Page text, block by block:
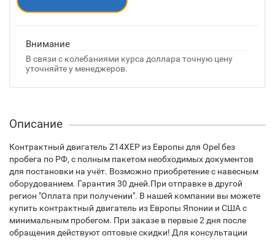
Внимание
В связи с колебаниями курса доллара точную цену
уточняйте у менеджеров.
Описание
Контрактный двигатель Z14XEP из Европы для Opel без
пробега по РФ, с полным пакетом необходимых документов
для постановки на учёт. Возможно приобретение с навесным
оборудованием. Гарантия 30 дней.При отправке в другой
регион "Оплата при получении". В нашей компании вы можете
купить контрактный двигатель из Европы Японии и США с
минимальным пробегом. При заказе в первые 2 дня после
обращения действуют оптовые скидки! Для консультации